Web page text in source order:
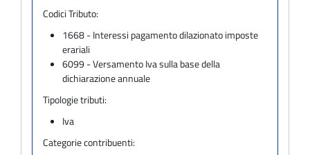
Codici Tributo:
1668 - Interessi pagamento dilazionato imposte
erariali
6099 - Versamento Iva sulla base della
dichiarazione annuale
Tipologie tributi:
Iva
Categorie contribuenti: